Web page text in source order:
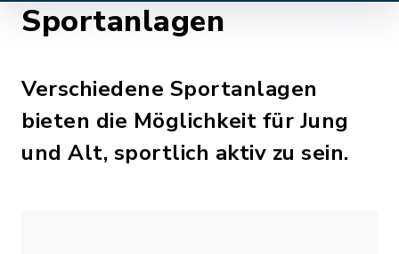
Sportanlagen
Verschiedene Sportanlagen
bieten die Möglichkeit für Jung
und Alt, sportlich aktiv zu sein.